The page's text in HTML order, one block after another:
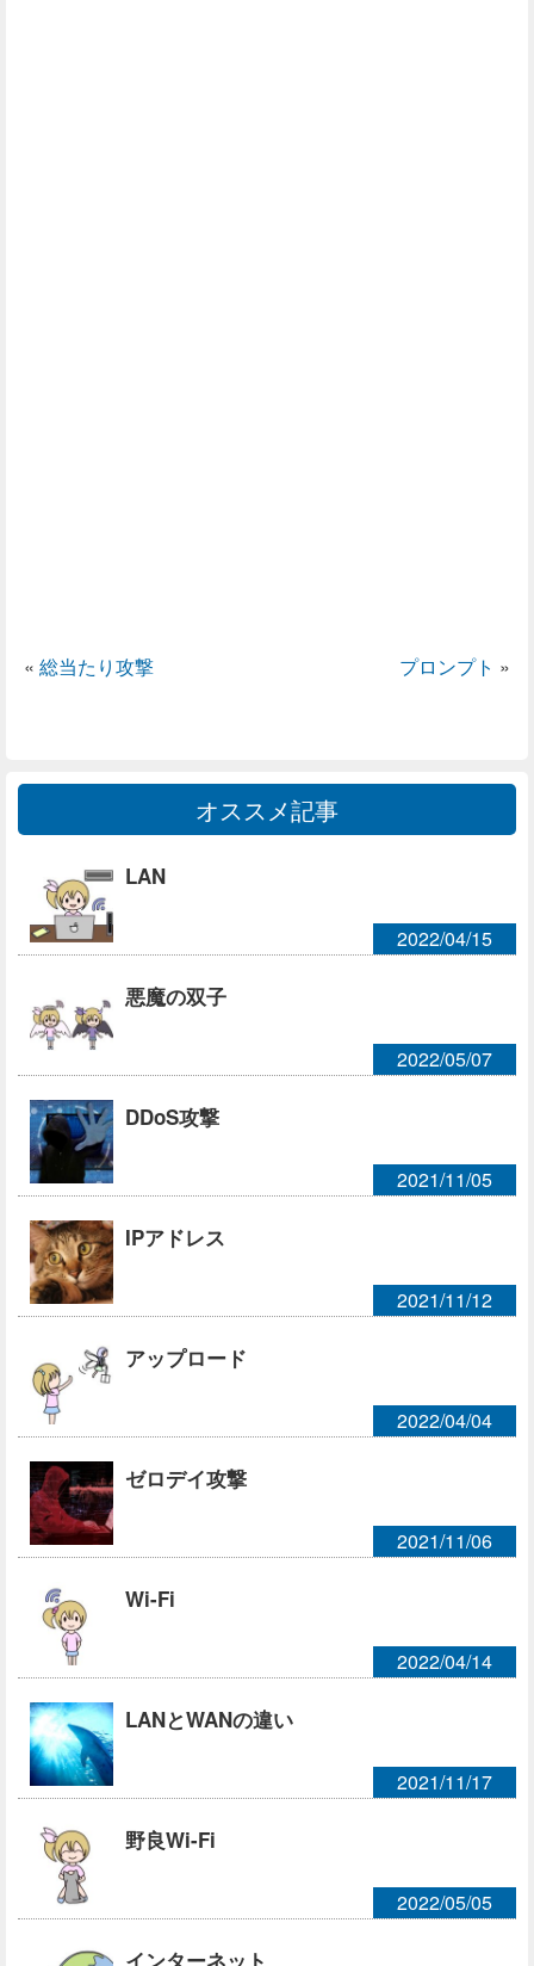
« 総当たり攻撃 プロンプト »
オススメ記事
LAN
2022/04/15
悪魔の双子
2022/05/07
DDoS攻撃
2021/11/05
IPアドレス
2021/11/12
アップロード
2022/04/04
ゼロデイ攻撃
2021/11/06
Wi-Fi
2022/04/14
LANとWANの違い
2021/11/17
野良Wi-Fi
2022/05/05
インターネット